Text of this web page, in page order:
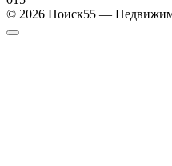
© 2026 Поиск55 —